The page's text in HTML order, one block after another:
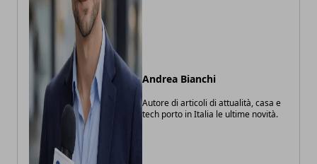
Andrea Bianchi
Autore di articoli di attualità, casa e
tech porto in Italia le ultime novità.